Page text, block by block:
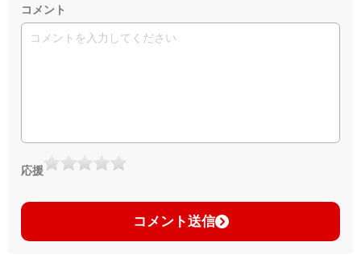
コメント
応援
コメント送信